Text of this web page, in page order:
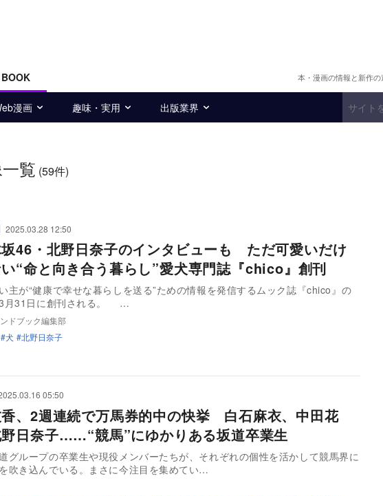
BOOK 本・漫画の情報と新作
漫画 趣味・実用 出版業界
覧 (59件)
2025.03.28 12:50
46・北野日奈子のインタビューも ただ可愛いだけ
い“命と向き合う暮らし”愛犬専門誌『chico』創刊
主が“健康で幸せな暮らしを送る”ための情報を発信するムック誌『chico』の
創刊号が3月31日に創刊される。 …
ドブック編集部
犬 北野日奈子
05:50
、2週連続で万馬券的中の快挙 白石麻衣、中田花
日奈子……“競馬”にゆかりある坂道卒業生
グループの卒業生や現役メンバーたちが、それぞれの個性を活かして競馬界に
吹き込んでいる。まさに今注目を集めてい…